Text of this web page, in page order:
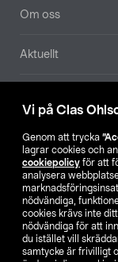
Vi på Clas
Genom att trycka
lagrar cookies och
cookiepolicy för att
analysera
nödvändiga,
cookies krävs inte
nödvändiga för att
du istället vill
samtycke är frivilligt
Om oss
Aktuellt